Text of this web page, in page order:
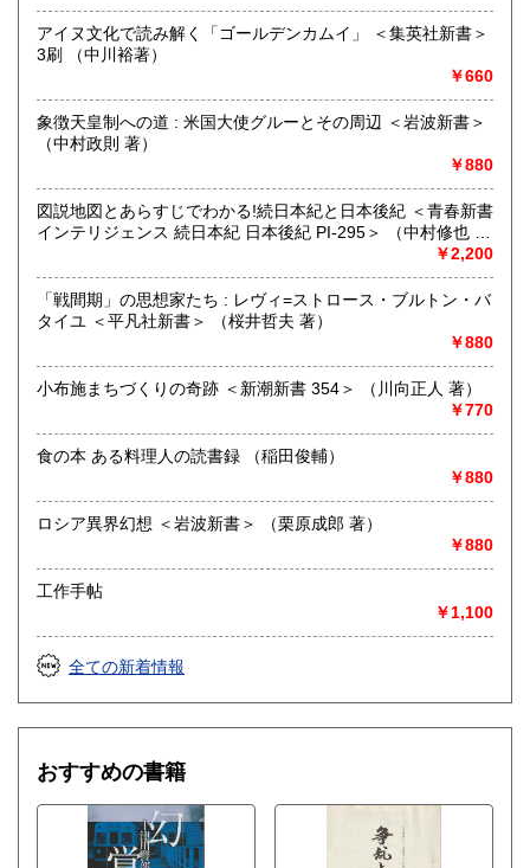
「日本の古本屋」で販売している古本は、隣りの「文化磁場
油や」で一部展示販売も春～秋にしています、堀辰雄、立原
道造、加藤周一などのゆかりの土地柄です。信州にお越しの
沿線名：しなの鉄道
最寄駅：信濃追分駅
定休日：火・水曜日(夏季:毎日営業、冬季:天気次第)
書籍の買取について
◇近隣であれば書籍の買取をしています。少数であれば店へ
の持ち込み、あるいは量が多い場合はまずは電話などで相談
をさせていただくこともあります。
買取が出来る本とそうでない本があります、メール・電話等
で連絡頂ければと思います。
哲学宗教、歴史、社会科学、美術工芸、外国文学、趣味、サ
アイヌ文化で読み解く「ゴールデンカムイ」 ＜集英社新書＞
3刷 （中川裕著）
￥660
象徴天皇制への道 : 米国大使グルーとその周辺 ＜岩波新書＞
（中村政則 著）
￥880
図説地図とあらすじでわかる!続日本紀と日本後紀 ＜青春新書
インテリジェンス 続日本紀 日本後紀 PI-295＞ （中村修也 監
￥2,200
「戦間期」の思想家たち : レヴィ=ストロース・ブルトン・バ
タイユ ＜平凡社新書＞ （桜井哲夫 著）
￥880
小布施まちづくりの奇跡 ＜新潮新書 354＞ （川向正人 著）
￥770
食の本 ある料理人の読書録 （稲田俊輔）
￥880
ロシア異界幻想 ＜岩波新書＞ （栗原成郎 著）
￥880
工作手帖
￥1,100
全ての新着情報
おすすめの書籍